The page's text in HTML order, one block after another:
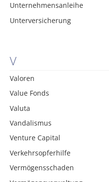
Unternehmensanleihe
Unterversicherung
V
Valoren
Value Fonds
Valuta
Vandalismus
Venture Capital
Verkehrsopferhilfe
Vermögensschaden